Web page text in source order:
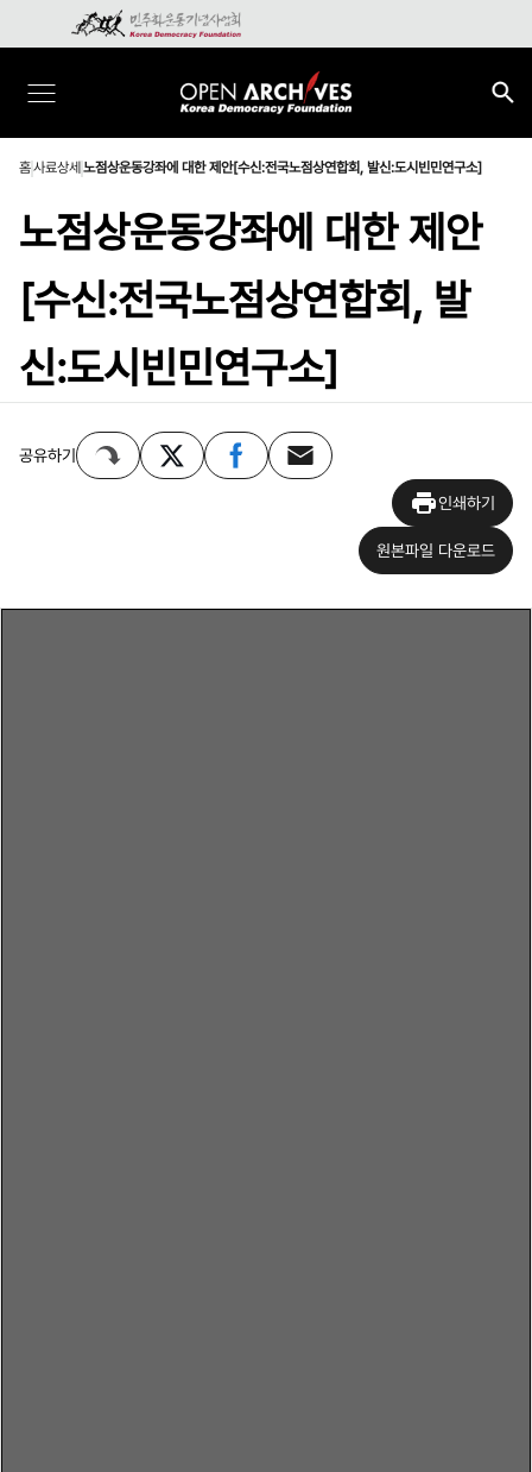
홈사료상세 노점상운동강좌에 대한 제안[수신:전국노점상연합회, 발신:도시빈민연구소]
노점상운동강좌에 대한 제안
[수신:전국노점상연합회, 발
신:도시빈민연구소]
공유하기
인쇄하기
원본파일 다운로드